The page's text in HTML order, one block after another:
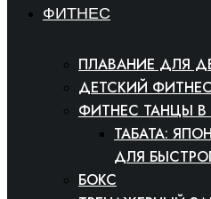
ФИТНЕС
ПЛАВАНИЕ ДЛЯ
ДЕТСКИЙ ФИТНЕС
ФИТНЕС ТАНЦЫ
ТАБАТА:
ДЛЯ
БОКС